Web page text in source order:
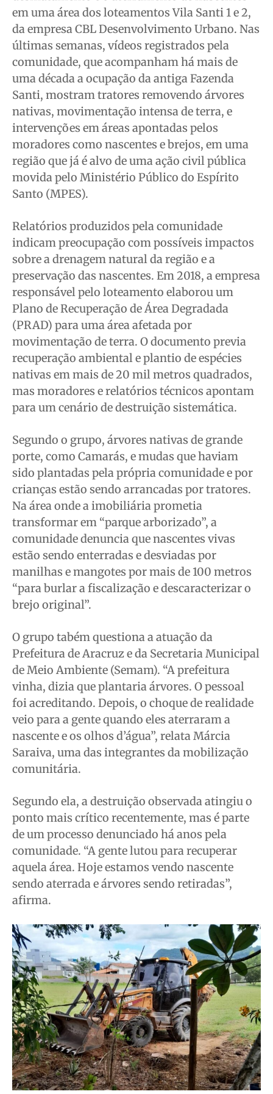
Anuncie
Quem Somos
Expediente
Contato
Anuncie
Termos de Uso
Privacidade
Anuncie
Quem Somos
Expediente
Contato
Anuncie
Termos de Uso
Privacidade
Anuncie
Quem Somos
Expediente
Contato
Anuncie
Termos de Uso
Privacidade
Anuncie
Quem Somos
Expediente
Contato
Anuncie
Termos de Uso
Privacidade
em uma área dos loteamentos Vila Santi 1 e 2,
da empresa CBL Desenvolvimento Urbano. Nas
últimas semanas, vídeos registrados pela
comunidade, que acompanham há mais de
uma década a ocupação da antiga Fazenda
Santi, mostram tratores removendo árvores
nativas, movimentação intensa de terra, e
intervenções em áreas apontadas pelos
moradores como nascentes e brejos, em uma
região que já é alvo de uma ação civil pública
movida pelo Ministério Público do Espírito
Santo (MPES).
Relatórios produzidos pela comunidade
indicam preocupação com possíveis impactos
sobre a drenagem natural da região e a
preservação das nascentes. Em 2018, a empresa
responsável pelo loteamento elaborou um
Plano de Recuperação de Área Degradada
(PRAD) para uma área afetada por
movimentação de terra. O documento previa
recuperação ambiental e plantio de espécies
nativas em mais de 20 mil metros quadrados,
mas moradores e relatórios técnicos apontam
para um cenário de destruição sistemática.
Segundo o grupo, árvores nativas de grande
porte, como Camarás, e mudas que haviam
sido plantadas pela própria comunidade e por
crianças estão sendo arrancadas por tratores.
Na área onde a imobiliária prometia
transformar em “parque arborizado”, a
comunidade denuncia que nascentes vivas
estão sendo enterradas e desviadas por
manilhas e mangotes por mais de 100 metros
“para burlar a fiscalização e descaracterizar o
brejo original”.
O grupo tabém questiona a atuação da
Prefeitura de Aracruz e da Secretaria Municipal
de Meio Ambiente (Semam). “A prefeitura
vinha, dizia que plantaria árvores. O pessoal
foi acreditando. Depois, o choque de realidade
veio para a gente quando eles aterraram a
nascente e os olhos d’água”, relata Márcia
Saraiva, uma das integrantes da mobilização
comunitária.
Segundo ela, a destruição observada atingiu o
ponto mais crítico recentemente, mas é parte
de um processo denunciado há anos pela
comunidade. “A gente lutou para recuperar
aquela área. Hoje estamos vendo nascente
sendo aterrada e árvores sendo retiradas”,
afirma.